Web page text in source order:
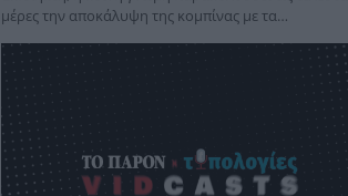
μέρες την αποκάλυψη της κο­μπίνας με τα…